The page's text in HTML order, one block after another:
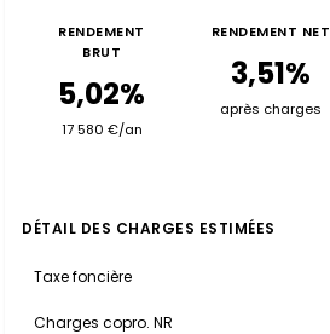
RENDEMENT
BRUT
5,02%
17 580 €/an
RENDEMENT NET
3,51%
après charges
DÉTAIL DES CHARGES ESTIMÉES
Taxe foncière
Charges copro. NR